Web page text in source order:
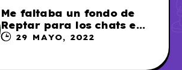
Me faltaba un fondo de
Reptar para los chats en
WhatsApp, así que me lo
29 MAYO, 2022